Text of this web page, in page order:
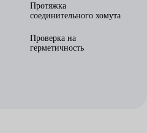
Протяжка
соединительного хомута
Проверка на
герметичность